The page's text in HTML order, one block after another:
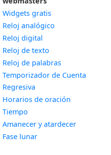
Widgets gratis
Reloj analógico
Reloj digital
Reloj de texto
Reloj de palabras
Temporizador de Cuenta
Regresiva
Horarios de oración
Tiempo
Amanecer y atardecerWidget
Fase lunarWidget